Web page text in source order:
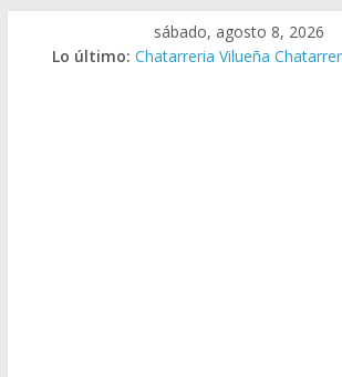
sábado, agosto 8, 2026
Lo último: Chatarreria Vilueña